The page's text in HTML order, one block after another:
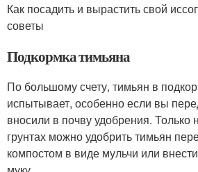
Как посадить и вырастить свой
советы
Подкормка тимьяна
По большому счету, тимьян в
испытывает, особенно если вы
вносили в почву удобрения. Только
грунтах можно удобрить тимьян
компостом в виде мульчи или